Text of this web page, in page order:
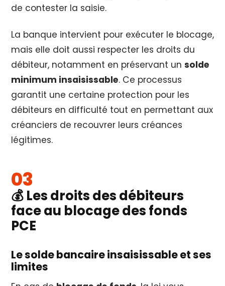
de contester la saisie.
La banque intervient pour exécuter le blocage,
mais elle doit aussi respecter les droits du
débiteur, notamment en préservant un solde
minimum insaisissable. Ce processus
garantit une certaine protection pour les
débiteurs en difficulté tout en permettant aux
créanciers de recouvrer leurs créances
légitimes.
💰 Les droits des débiteurs
face au blocage des fonds
PCE
Le solde bancaire insaisissable et ses
limites